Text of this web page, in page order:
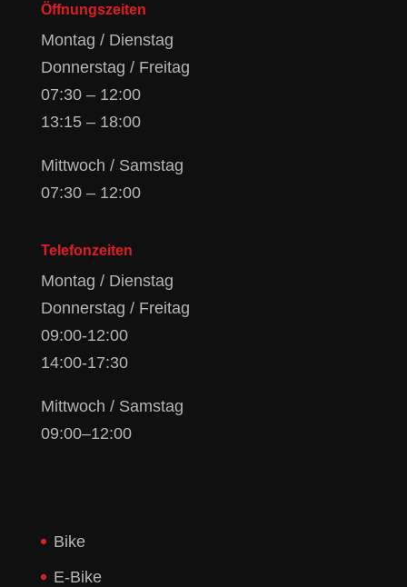
Öffnungszeiten
Montag / Dienstag
Donnerstag / Freitag
07:30 – 12:00
13:15 – 18:00
Mittwoch / Samstag
07:30 – 12:00
Telefonzeiten
Montag / Dienstag
Donnerstag / Freitag
09:00-12:00
14:00-17:30
Mittwoch / Samstag
09:00–12:00
Bike
E-Bike